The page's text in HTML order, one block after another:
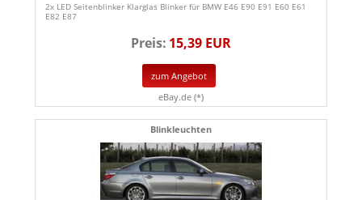
2x LED Seitenblinker Klarglas Blinker für BMW E46 E90 E91 E60 E61
E82 E87
Preis: 15,39 EUR
zum Angebot
eBay.de (*)
Blinkleuchten